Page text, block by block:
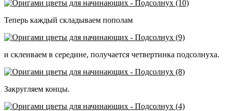
Теперь каждый складываем пополам
и склеиваем в середине, получается четвертинка подсолнуха.
Закругляем концы.